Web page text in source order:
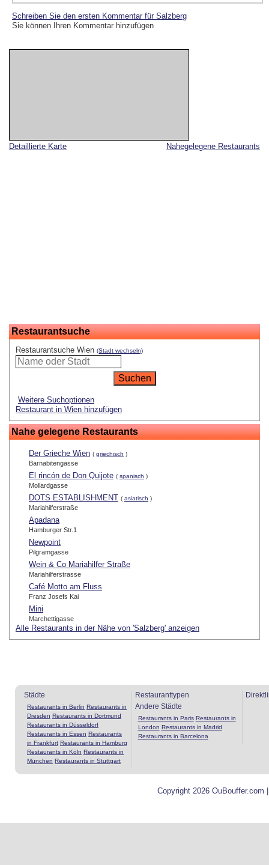
Nahegelegene Restaurants
Detaillierte Karte
Restaurantsuche
Restaurantsuche Wien (Stadt wechseln)
Weitere Suchoptionen
Restaurant in Wien hinzufügen
Nahe gelegene Restaurants
Der Grieche Wien ( griechisch )
Barnabitengasse
El rincón de Don Quijote ( spanisch )
Mollardgasse
DOTS ESTABLISHMENT ( asiatisch )
Mariahilferstraße
Apadana
Hamburger Str.1
Newpoint
Pilgramgasse
Wein & Co Mariahilfer Straße
Mariahilferstrasse
Café Motto am Fluss
Franz Josefs Kai
Mini
Marchettigasse
Alle Restaurants in der Nähe von 'Salzberg' anzeigen
Schreiben Sie den ersten Kommentar für Salzberg
Sie können Ihren Kommentar hinzufügen
Städte
Restaurants in Berlin Restaurants in
Dresden Restaurants in Dortmund
Restaurants in Düsseldorf
Restaurants in Essen Restaurants
in Frankfurt Restaurants in Hamburg
Restaurants in Köln Restaurants in
München Restaurants in Stuttgart
Restauranttypen
Andere Städte
Restaurants in Paris Restaurants in
London Restaurants in Madrid
Restaurants in Barcelona
Copyright 2026 OuBouffer.com